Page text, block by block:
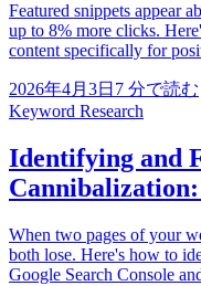
Featured snippets appear
up to 8% more clicks.
content specifically for
2026年4月3日 7 分で読む
Keyword Research
Identifying and
When two pages of your
both lose. Here's how to
Google Search Console